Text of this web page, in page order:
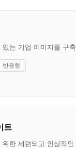
는 기업 이미지를 구
반응형
트
한 세련되고 인상적